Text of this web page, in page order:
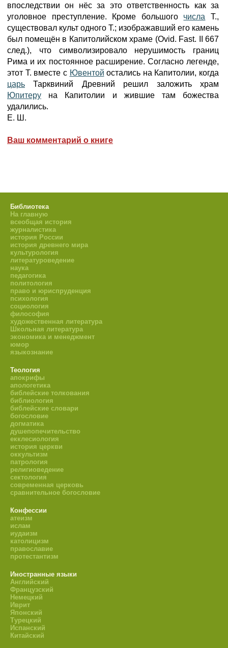
впоследствии он нёс за это ответственность как за
уголовное преступление. Кроме большого числа Т.,
существовал культ одного Т.; изображавший его камень
был помещён в Капитолийском храме (Ovid. Fast. II 667
след.), что символизировало нерушимость границ
Рима и их постоянное расширение. Согласно легенде,
этот Т. вместе с Ювентой остались на Капитолии, когда
царь Тарквиний Древний решил заложить храм
Юпитеру на Капитолии и жившие там божества
удалились.
Е. Ш.
Ваш комментарий о книге
Библиотека
На главную
всеобщая история
журналистика
история России
история древнего мира
культурология
литературоведение
наука
педагогика
политология
право и юриспруденция
психология
социология
философия
художественная литература
Школьная литература
экономика и менеджмент
юмор
языкознание
Теология
апокрифы
апологетика
библейские толкования
библиология
библейские словари
богословие
догматика
душепопечительство
екклесиология
история церкви
оккультизм
патрология
религиоведение
сектология
современная церковь
сравнительное богословие
Конфессии
атеизм
ислам
иудаизм
католицизм
православие
протестантизм
Иностранные языки
Английский
Французский
Немецкий
Иврит
Японский
Турецкий
Испанский
Китайский